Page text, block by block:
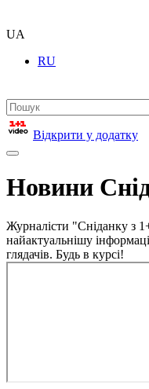
UA
RU
Відкрити у додатку
Новини
Журналісти "Сніданку з
найактуальнішу
глядачів. Будь в курсі!